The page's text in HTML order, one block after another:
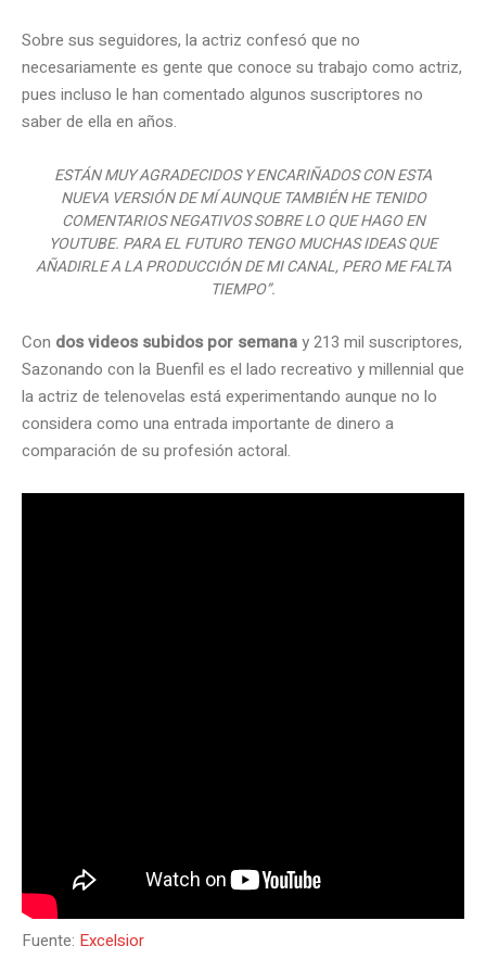
Sobre sus seguidores, la actriz confesó que no
necesariamente es gente que conoce su trabajo como actriz,
pues incluso le han comentado algunos suscriptores no
saber de ella en años.
ESTÁN MUY AGRADECIDOS Y ENCARIÑADOS CON ESTA
NUEVA VERSIÓN DE MÍ AUNQUE TAMBIÉN HE TENIDO
COMENTARIOS NEGATIVOS SOBRE LO QUE HAGO EN
YOUTUBE. PARA EL FUTURO TENGO MUCHAS IDEAS QUE
AÑADIRLE A LA PRODUCCIÓN DE MI CANAL, PERO ME FALTA
TIEMPO”.
Con dos videos subidos por semanay 213 mil suscriptores,
Sazonando con la Buenfil es el lado recreativo y millennial que
la actriz de telenovelas está experimentando aunque no lo
considera como una entrada importante de dinero a
comparación de su profesión actoral.
Fuente: Excelsior